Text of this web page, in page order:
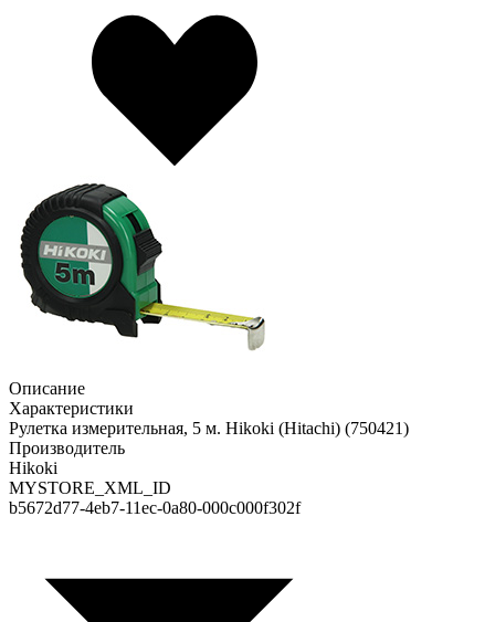
Описание
Характеристики
Рулетка измерительная, 5 м. Hikoki (Hitachi) (750421)
Производитель
Hikoki
MYSTORE_XML_ID
b5672d77-4eb7-11ec-0a80-000c000f302f